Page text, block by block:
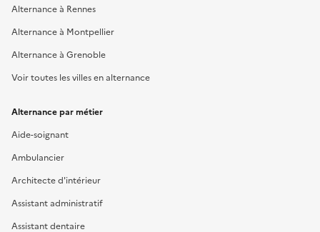
Alternance à Rennes
Alternance à Montpellier
Alternance à Grenoble
Voir toutes les villes en alternance
Alternance par métier
Aide-soignant
Ambulancier
Architecte d'intérieur
Assistant administratif
Assistant dentaire